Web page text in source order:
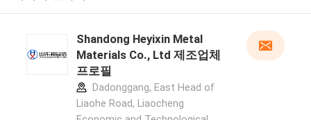
Shandong Heyixin Metal
Materials Co., Ltd 제조업체
프로필
Dadonggang, East Head of
Liaohe Road, Liaocheng